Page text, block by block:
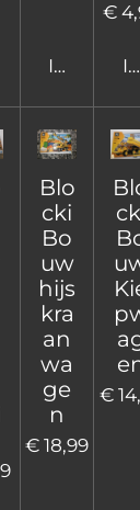
In
€
Blo
cki
Bo
uw
hijs
kra
an
wa
ge
n
€ 18,99
€